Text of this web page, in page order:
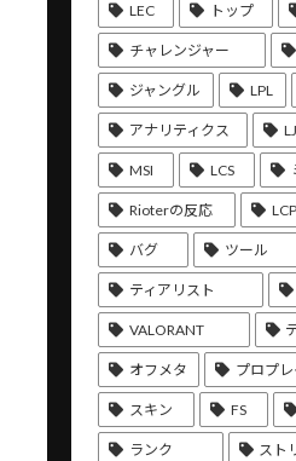
LEC トップ
チャレンジャー
ジャングル LPL
アナリティクス
MSI LCS
Rioterの反応 LCP
バグ ツール
ティアリスト
VALORANT
オフメタ プロプ
スキン FS
ランク スト